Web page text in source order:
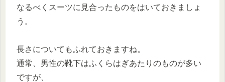
なるべくスーツに見合ったものをはいておきましょ
う。
長さについてもふれておきますね。
通常、男性の靴下はふくらはぎあたりのものが多い
ですが、